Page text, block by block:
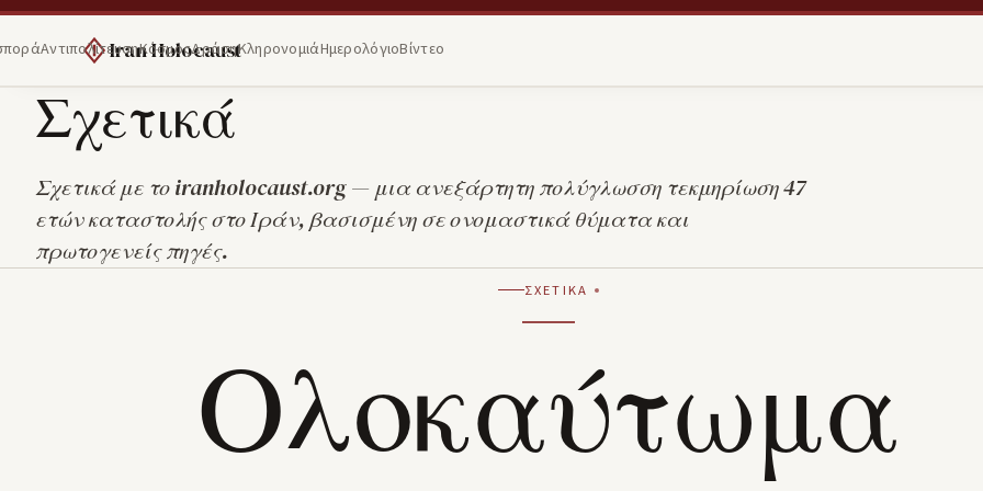
Iran Holocaust
ΑντιπολίτευσηΚόσμοςΔράσηΚληρονομιάΗμερολόγιοΒίντεο
Σχετικά
Σχετικά με το iranholocaust.org — μια ανεξάρτητη πολύγλωσση τεκμηρίωση 47
ετών καταστολής στο Ιράν, βασισμένη σε ονομαστικά θύματα και
πρωτογενείς πηγές.
ΣΧΕΤΙΚΆ
Ολοκαύτωμα